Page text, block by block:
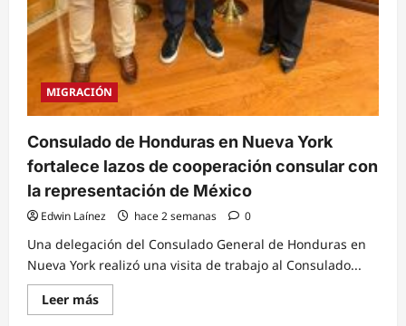
MIGRACIÓN
Consulado de Honduras en Nueva York
fortalece lazos de cooperación consular con
la representación de México
Edwin Laínez hace 2 semanas 0
Una delegación del Consulado General de Honduras en
Nueva York realizó una visita de trabajo al Consulado...
Leer másRead
more